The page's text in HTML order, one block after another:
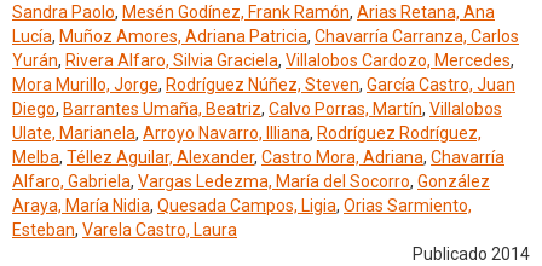
Sandra Paolo, Mesén Godínez, Frank Ramón, Arias Retana, Ana
Lucía, Muñoz Amores, Adriana Patricia, Chavarría Carranza, Carlos
Yurán, Rivera Alfaro, Silvia Graciela, Villalobos Cardozo, Mercedes,
Mora Murillo, Jorge, Rodríguez Núñez, Steven, García Castro, Juan
Diego, Barrantes Umaña, Beatriz, Calvo Porras, Martín, Villalobos
Ulate, Marianela, Arroyo Navarro, Illiana, Rodríguez Rodríguez,
Melba, Téllez Aguilar, Alexander, Castro Mora, Adriana, Chavarría
Alfaro, Gabriela, Vargas Ledezma, María del Socorro, González
Araya, María Nidia, Quesada Campos, Ligia, Orias Sarmiento,
Esteban, Varela Castro, Laura
Publicado 2014